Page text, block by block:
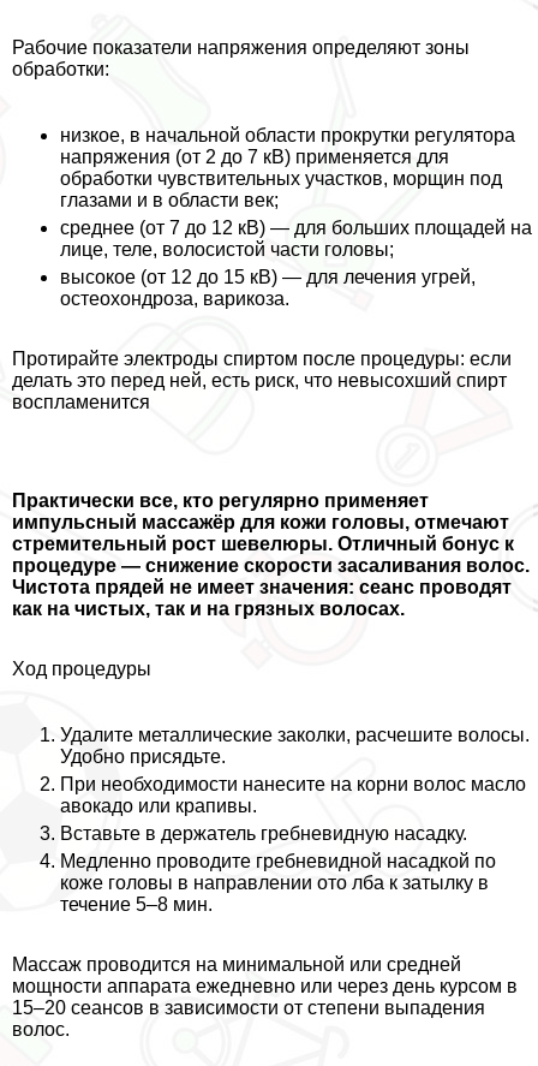
Рабочие показатели напряжения определяют зоны
обработки:
низкое, в начальной области прокрутки регулятора
напряжения (от 2 до 7 кВ) применяется для
обработки чувствительных участков, морщин под
глазами и в области век;
среднее (от 7 до 12 кВ) — для больших площадей на
лице, теле, волосистой части головы;
высокое (от 12 до 15 кВ) — для лечения угрей,
остеохондроза, варикоза.
Протирайте электроды спиртом после процедуры: если
делать это перед ней, есть риск, что невысохший спирт
воспламенится
Пpaктически все, кто регулярно применяет
импульсный массажёр для кожи головы, отмечают
стремительный рост шевелюры. Отличный бонус к
процедуре — снижение скорости засаливания волос.
Чистота прядей не имеет значения: сеанс проводят
как на чистых, так и на грязных волосах.
Ход процедуры
Удалите металлические заколки, расчешите волосы.
Удобно присядьте.
При необходимости нанесите на корни волос масло
авокадо или крапивы.
Вставьте в держатель гребневидную насадку.
Медленно проводите гребневидной насадкой по
коже головы в направлении ото лба к затылку в
течение 5–8 мин.
Массаж проводится на минимальной или средней
мощности аппарата ежедневно или через день курсом в
15–20 сеансов в зависимости от степени выпадения
волос.